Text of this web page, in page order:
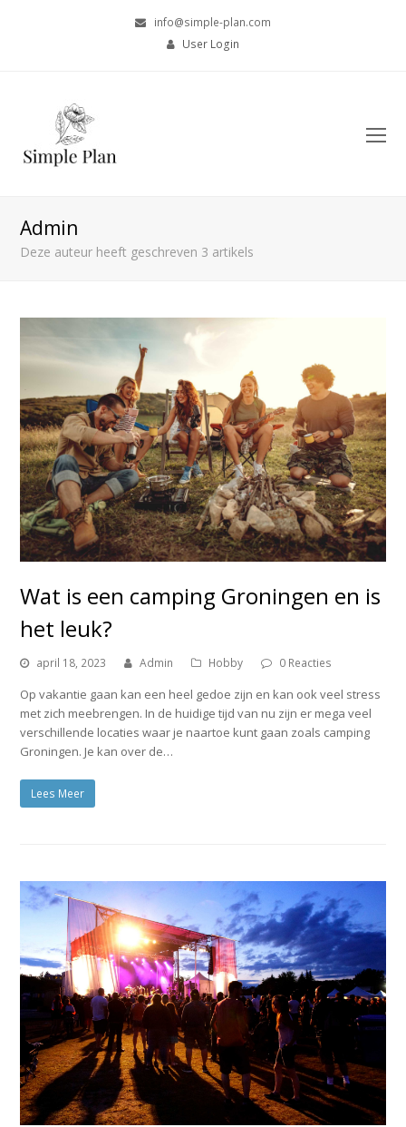
info@simple-plan.com
User Login
Admin
Deze auteur heeft geschreven 3 artikels
Wat is een camping Groningen en is
het leuk?
april 18, 2023 Admin Hobby 0 Reacties
Op vakantie gaan kan een heel gedoe zijn en kan ook veel stress
met zich meebrengen. In de huidige tijd van nu zijn er mega veel
verschillende locaties waar je naartoe kunt gaan zoals camping
Groningen. Je kan over de…
Lees Meer